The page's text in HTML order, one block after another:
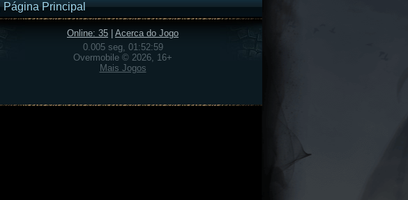
Página Principal
Online: 35
Acerca do Jogo
0.005 seg, 01:52:59
Overmobile © 2026, 16+
Mais Jogos